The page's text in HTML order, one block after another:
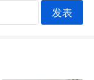
填好了，关
弹簧圈负
发表